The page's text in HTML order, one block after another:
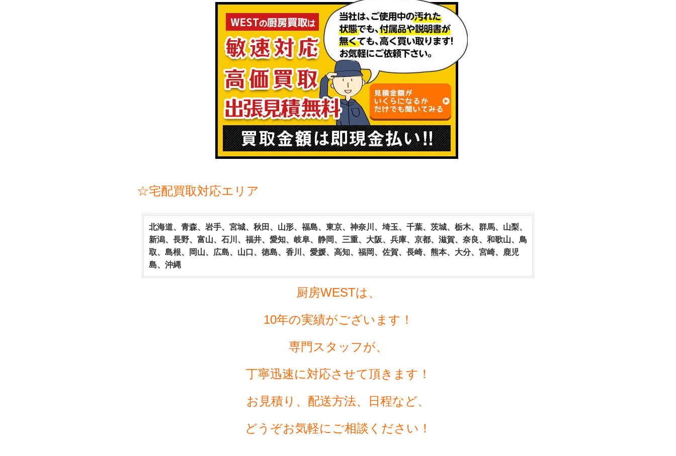
☆宅配買取対応エリア
北海道、青森、岩手、宮城、秋田、山形、福島、東京、神奈川、埼玉、千葉、茨城、栃木、群馬、山梨、
新潟、長野、富山、石川、福井、愛知、岐阜、静岡、三重、大阪、兵庫、京都、滋賀、奈良、和歌山、鳥
取、島根、岡山、広島、山口、徳島、香川、愛媛、高知、福岡、佐賀、長崎、熊本、大分、宮崎、鹿児
島、沖縄
厨房WESTは、
10年の実績がございます！
専門スタッフが、
丁寧迅速に対応させて頂きます！
お見積り、配送方法、日程など、
どうぞお気軽にご相談ください！